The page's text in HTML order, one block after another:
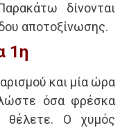
δίνονται
αποτοξίνωσης.
1η
και μία ώρα
όσα φρέσκα
θέλετε. Ο χυμός